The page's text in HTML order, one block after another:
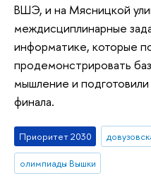
ВШЭ, и на Мясницкой
междисциплинарные
информатике, которые
продемонстрировать
мышление и
финала.
Приоритет 2030
олимпиады Вышки